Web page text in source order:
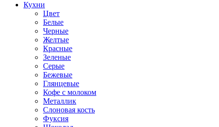
Кухни
Цвет
Белые
Черные
Желтые
Красные
Зеленые
Серые
Бежевые
Глянцевые
Кофе с молоком
Металлик
Слоновая кость
Фуксия